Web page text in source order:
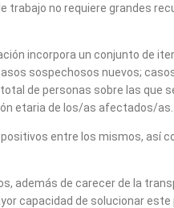
no requiere grandes
incorpora un conjunto de
sospechosos nuevos;
de personas sobre las que
etaria de los/as afectados/as.
entre los mismos, así
además de carecer de la
capacidad de solucionar este